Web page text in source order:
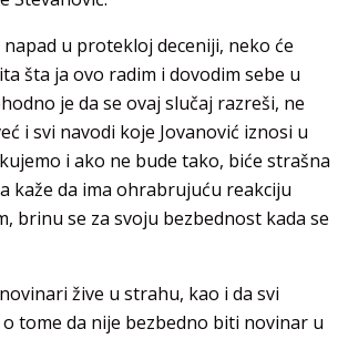
u protekloj deceniji, neko će
šta ja ovo radim i dovodim sebe u
je da se ovaj slučaj razreši, ne
i svi navodi koje Jovanović iznosi u
i ako ne bude tako, biće strašna
kaže da ima ohrabrujuću reakciju
brinu se za svoju bezbednost kada se
žive u strahu, kao i da svi
tome da nije bezbedno biti novinar u